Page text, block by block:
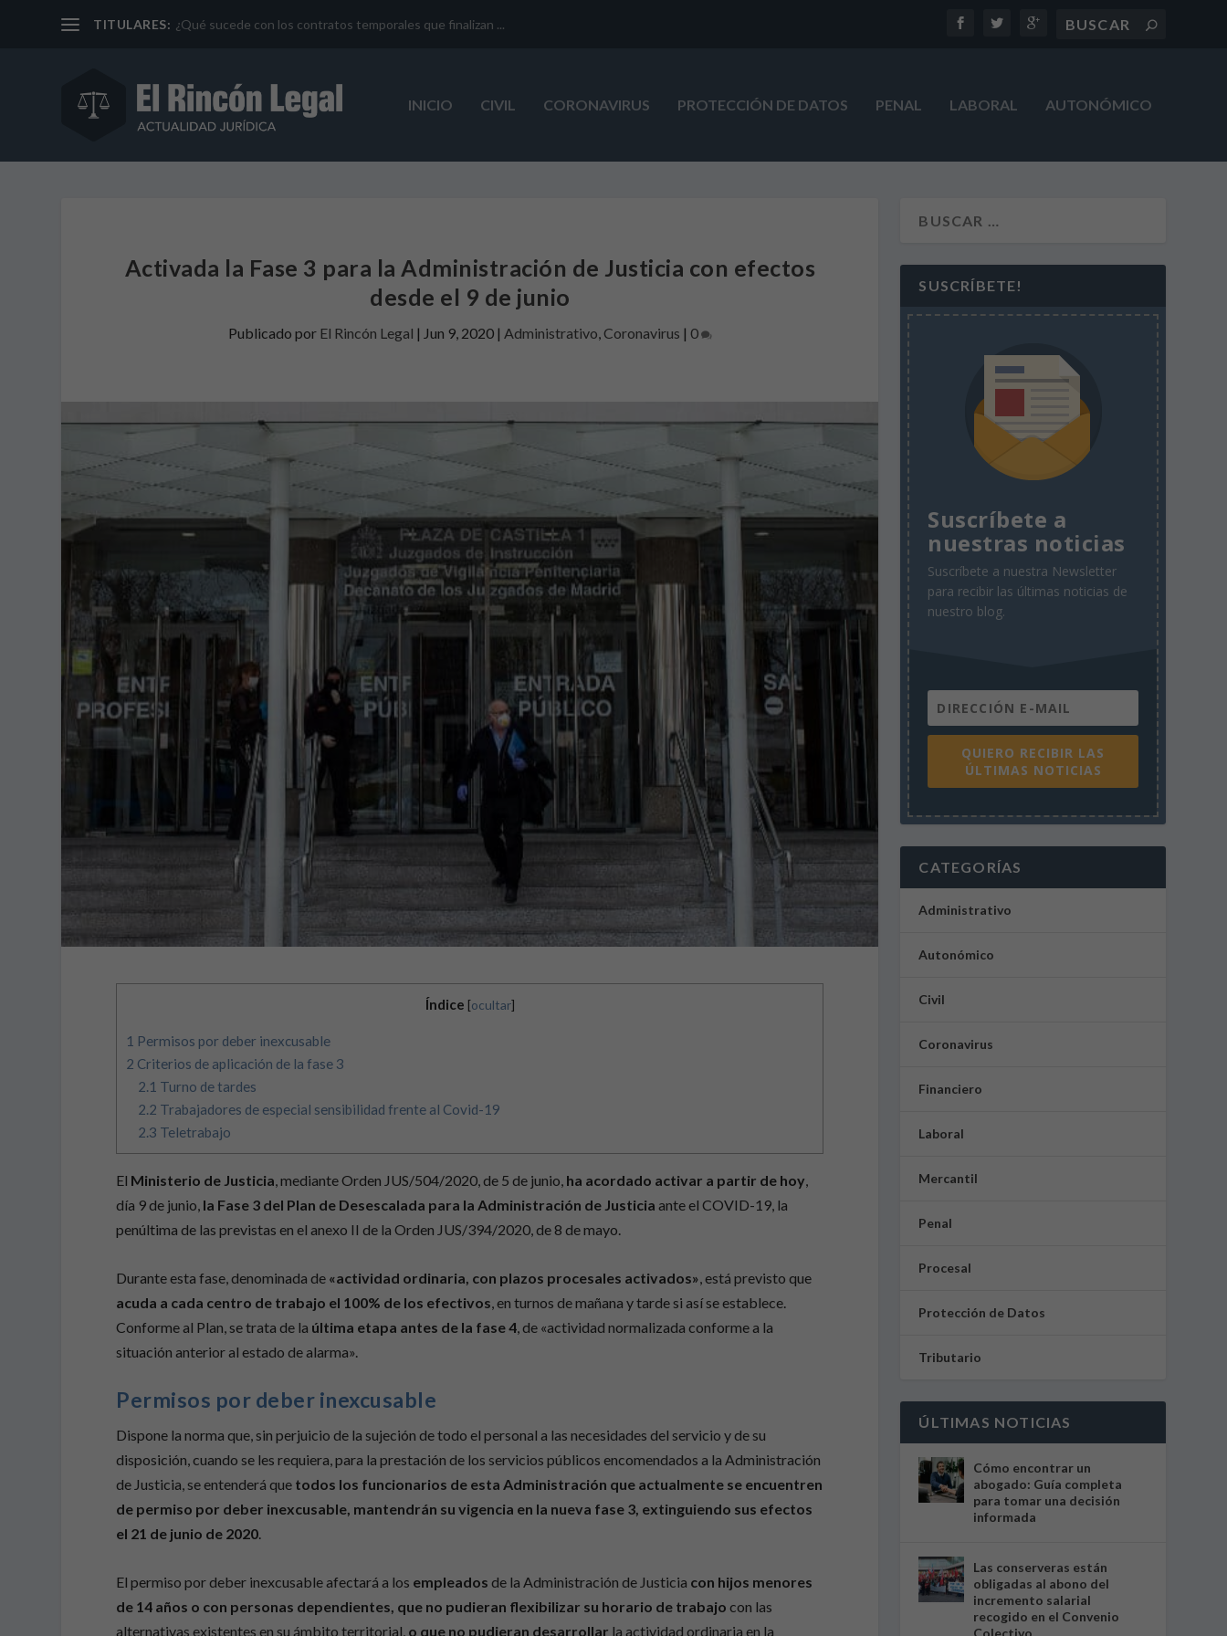
TITULARES: ¿Qué sucede con los contratos temporales que finalizan ...
INICIO CIVIL CORONAVIRUS PROTECCIÓN DE DATOS PENAL LABORAL AUTONÓMICO
Activada la Fase 3 para la Administración de Justicia con efectos
desde el 9 de junio
Publicado por El Rincón Legal | Jun 9, 2020| Administrativo,Coronavirus | 0
Índice [ocultar]
1 Permisos por deber inexcusable
2 Criterios de aplicación de la fase 3
2.1 Turno de tardes
2.2 Trabajadores de especial sensibilidad frente al Covid-19
2.3 Teletrabajo
El Ministerio de Justicia, mediante Orden JUS/504/2020, de 5 de junio, ha acordado activar a partir de hoy,
día 9 de junio, la Fase 3 del Plan de Desescalada para la Administración de Justiciaante el COVID-19, la
penúltima de las previstas en el anexo II de la Orden JUS/394/2020, de 8 de mayo.
Durante esta fase, denominada de «actividad ordinaria, con plazos procesales activados» , está previsto que
acuda a cada centro de trabajo el 100% de los efectivos , en turnos de mañana y tarde si así se establece.
Conforme al Plan, se trata de la última etapa antes de la fase 4 , de «actividad normalizada conforme a la
situación anterior al estado de alarma».
Permisos por deber inexcusable
Dispone la norma que, sin perjuicio de la sujeción de todo el personal a las necesidades del servicio y de su
disposición, cuando se les requiera, para la prestación de los servicios públicos encomendados a la Administración
de Justicia, se entenderá que todos los funcionarios de esta Administración que actualmente se encuentren
de permiso por deber inexcusable, mantendrán su vigencia en la nueva fase 3, extinguiendo sus efectos
el 21 de junio de 2020.
El permiso por deber inexcusable afectará a los empleados de la Administración de Justicia con hijos menores
de 14 años o con personas dependientes, que no pudieran flexibilizar su horario de trabajo con las
alternativas existentes en su ámbito territorial, o que no pudieran desarrollar la actividad ordinaria en la
SUSCRÍBETE!
Suscríbete a
nuestras noticias
Suscríbete a nuestra Newsletter
para recibir las últimas noticias de
nuestro blog.
QUIERO RECIBIR LAS
ÚLTIMAS NOTICIAS
CATEGORÍAS
Administrativo
Autonómico
Civil
Coronavirus
Financiero
Laboral
Mercantil
Penal
Procesal
Protección de Datos
Tributario
ÚLTIMAS NOTICIAS
Cómo encontrar un
abogado: Guía completa
para tomar una decisión
informada
Las conserveras están
obligadas al abono del
incremento salarial
recogido en el Convenio
Colectivo